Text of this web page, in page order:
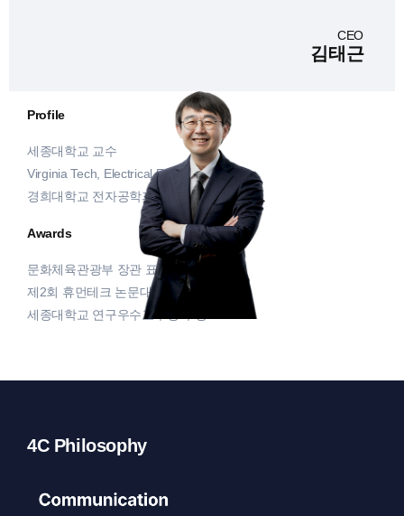
Profile
세종대학교 교수
Virginia Tech, Electrical Eng. 석/박사
경희대학교 전자공학과 학사
Awards
문화체육관광부 장관 표창
제2회 휴먼테크 논문대상 수상
세종대학교 연구우수교수상 수상
CEO
김태근
4C Philosophy